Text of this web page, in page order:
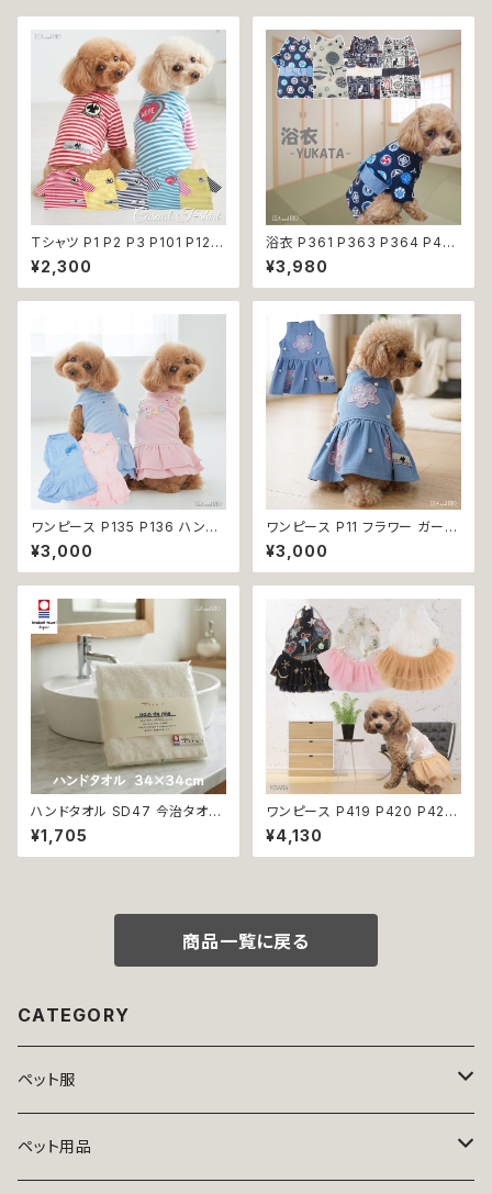
Ｔシャツ P1 P2 P3 P101 P123
ボーダー 春夏 春服 ドッグウェ
ア ドックウェア 犬の服 春 夏 ド
ッグウエア バイカラー マリン ド
ンク コーデ おしゃれ 返品交換
不可
¥2,300
浴衣 P361 P363 P364 P40
3 ハンドメイド 手鞠 紺 ネイビ
ー 白 ホワイト きなり ドッグ ウ
ェア ドッグウエア 犬 猫 ペット
装 和柄 小型犬 子犬 仔犬 夏 返
品交換不可
¥3,980
ワンピース P135 P136 ハンド
メイド ピンク ブルー ナチュラル
カラー パステルカラー ふんわり
カラー キラキラ ドッグウェア do
わいい おしゃれ デイリー フリン
ジ リボン ビーズ フリル ティア
ード 小型犬 返品交換不可
¥3,000
ワンピース P11 フラワー ガーリ
ー かわいい ドッグウェア dog
犬 猫 ペット 服 犬服 猫服 小型
犬 返品交換不可
¥3,000
ハンドタオル SD47 今治タオル
タオル 34×34cm Imabari Tir
er 白 アイボリー ラムコ糸 イン
ド綿 贅沢タオル 高級 シンプル
¥1,705
ワンピース P419 P420 P421
シースルー ピンク ブラック ゴー
ルド ドッグウェア 春夏 ドッグウ
エア ドッグ ウェア 犬 猫 ペット
料無料 返品交換不可
¥4,130
商品一覧に戻る
CATEGORY
ペット服
トップス
ペット用品